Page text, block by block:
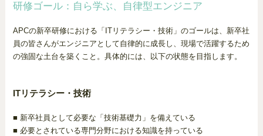
研修ゴール：自ら学ぶ、自律型エンジニア
APCの新卒研修における「ITリテラシー・技術」のゴールは、新卒社
員の皆さんがエンジニアとして自律的に成長し、現場で活躍するため
の強固な土台を築くこと。具体的には、以下の状態を目指します。
ITリテラシー・技術
■ 新卒社員として必要な「技術基礎力」を備えている
■ 必要とされている専門分野における知識を持っている